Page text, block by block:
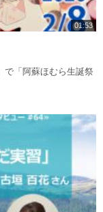
01:53
で「阿蘇ほむら生誕祭